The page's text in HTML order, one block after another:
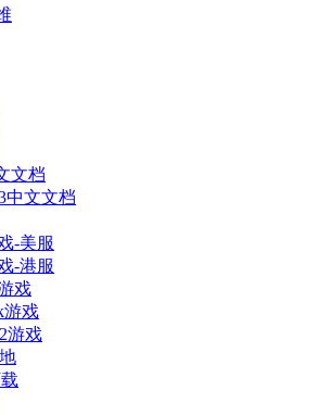
文档
中文文档
-美服
-港服
戏
游戏
游戏